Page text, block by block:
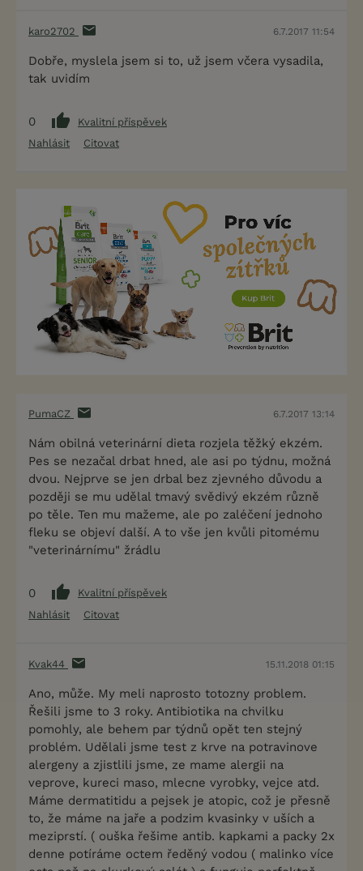
karo2702 6.7.2017 11:54
Dobře, myslela jsem si to, už jsem včera vysadila,
tak uvidím
0
Kvalitní příspěvek
Nahlásit
Citovat
PumaCZ 6.7.2017 13:14
Nám obilná veterinární dieta rozjela těžký ekzém.
Pes se nezačal drbat hned, ale asi po týdnu, možná
dvou. Nejprve se jen drbal bez zjevného důvodu a
později se mu udělal tmavý svědivý ekzém různě
po těle. Ten mu mažeme, ale po zaléčení jednoho
fleku se objeví další. A to vše jen kvůli pitomému
"veterinárnímu" žrádlu
0
Kvalitní příspěvek
Nahlásit
Citovat
Kvak44 15.11.2018 01:15
Ano, může. My meli naprosto totozny problem.
Řešili jsme to 3 roky. Antibiotika na chvilku
pomohly, ale behem par týdnů opět ten stejný
problém. Udělali jsme test z krve na potravinove
alergeny a zjistlili jsme, ze mame alergii na
veprove, kureci maso, mlecne vyrobky, vejce atd.
Máme dermatitidu a pejsek je atopic, což je přesně
to, že máme na jaře a podzim kvasinky v uších a
meziprstí. ( ouška řešime antib. kapkami a packy 2x
denne potíráme octem ředěný vodou ( malinko více